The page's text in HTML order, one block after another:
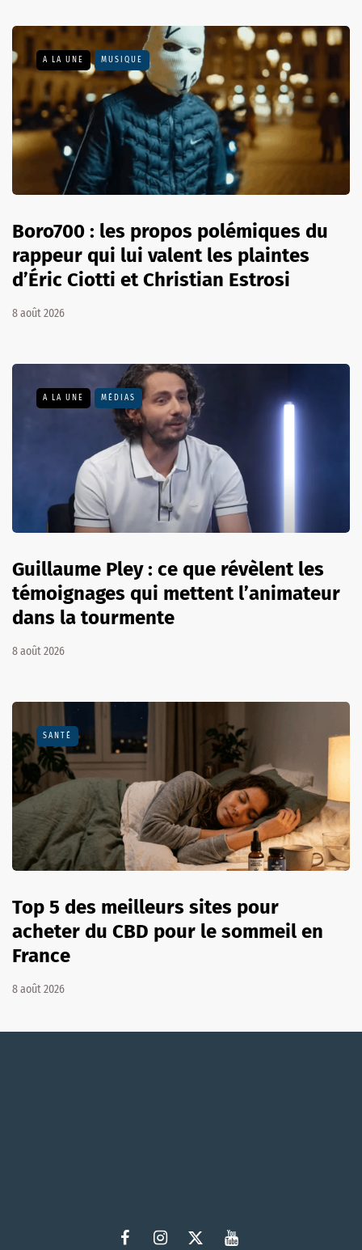
A LA UNE MUSIQUE
Boro700 : les propos polémiques du
rappeur qui lui valent les plaintes
d’Éric Ciotti et Christian Estrosi
8 août 2026
A LA UNE MÉDIAS
Guillaume Pley : ce que révèlent les
témoignages qui mettent l’animateur
dans la tourmente
8 août 2026
SANTÉ
Top 5 des meilleurs sites pour
acheter du CBD pour le sommeil en
France
8 août 2026